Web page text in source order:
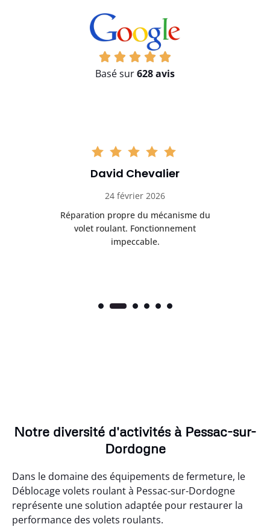
Basé sur628 avis
David Chevalier
24 février 2026
Réparation propre du mécanisme du
volet roulant. Fonctionnement
impeccable.
Notre diversité d'activités à Pessac-sur-
Dordogne
Dans le domaine des équipements de fermeture, le
Déblocage volets roulant à Pessac-sur-Dordogne
représente une solution adaptée pour restaurer la
performance des volets roulants.